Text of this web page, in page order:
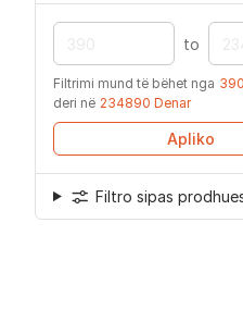
to
Filtrimi mund të bëhet nga
deri në 234890 Denar
Apliko
Filtro sipas